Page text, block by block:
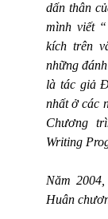
dấn thân
mình viết
kích trên
những
là tác giả
nhất ở các
Chương
Writing
Năm
Huân